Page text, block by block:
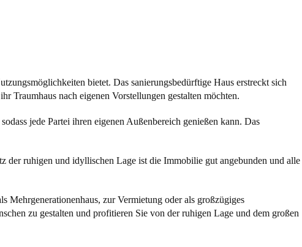
bietet. Das sanierungsbedürftige Haus erstreckt sich
Traumhaus nach eigenen Vorstellungen gestalten möchten.
jede Partei ihren eigenen Außenbereich genießen kann. Das
ruhigen und idyllischen Lage ist die Immobilie gut angebunden und alle
zur Vermietung oder als großzügiges
zu gestalten und profitieren Sie von der ruhigen Lage und dem großen